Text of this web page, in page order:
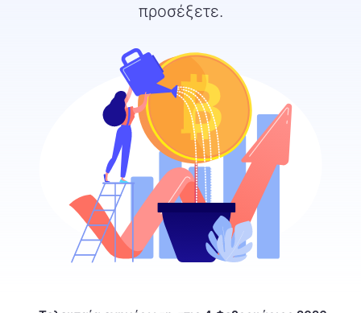
προσέξετε.